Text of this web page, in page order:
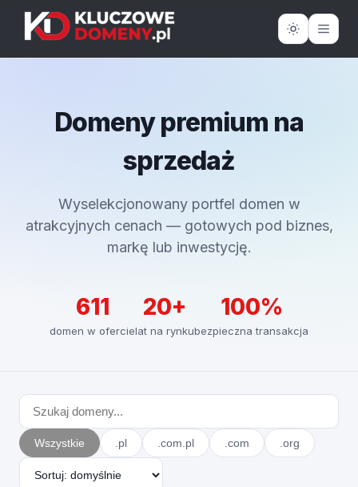
Domeny premium na
sprzedaż
Wyselekcjonowany portfel domen w
atrakcyjnych cenach — gotowych pod biznes,
markę lub inwestycję.
611
domen w ofercie
20+
lat na rynku
100%
bezpieczna transakcja
Wszystkie .pl .com.pl .com .org